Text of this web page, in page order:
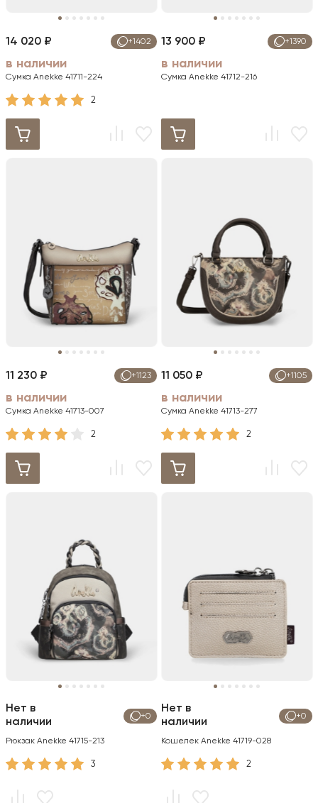
+1402
14 020 ₽
в наличии
Сумка Anekke 41711-224
2
+1390
13 900 ₽
в наличии
Сумка Anekke 41712-216
+1123
11 230 ₽
в наличии
Сумка Anekke 41713-007
2
+1105
11 050 ₽
в наличии
Сумка Anekke 41713-277
2
+0
Нет в
наличии
Рюкзак Anekke 41715-213
3
+0
Нет в
наличии
Кошелек Anekke 41719-028
2